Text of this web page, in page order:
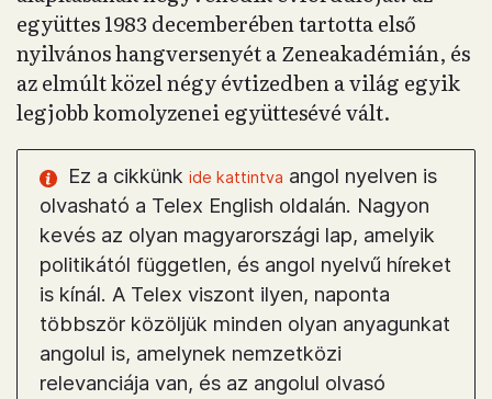
együttes 1983 decemberében tartotta első
nyilvános hangversenyét a Zeneakadémián, és
az elmúlt közel négy évtizedben a világ egyik
legjobb komolyzenei együttesévé vált.
Ez a cikkünk ide kattintva angol nyelven is
olvasható a Telex English oldalán. Nagyon
kevés az olyan magyarországi lap, amelyik
politikától független, és angol nyelvű híreket
is kínál. A Telex viszont ilyen, naponta
többször közöljük minden olyan anyagunkat
angolul is, amelynek nemzetközi
relevanciája van, és az angolul olvasó